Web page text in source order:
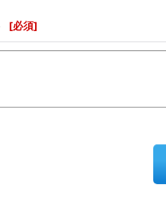
[必須]